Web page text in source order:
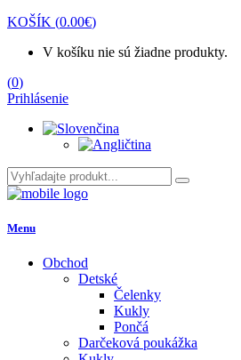
KOŠÍK (0.00€)
V košíku nie sú žiadne produkty.
(0)
Prihlásenie
Menu
Obchod
Detské
Čelenky
Kukly
Pončá
Darčeková poukážka